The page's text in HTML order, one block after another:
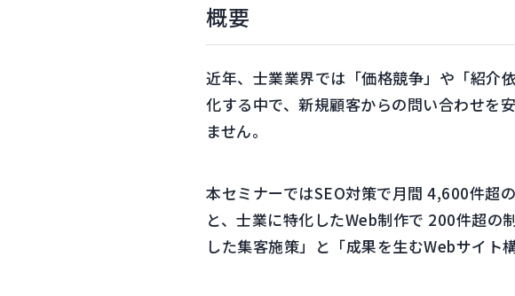
概要
近年、士業業界では「価格競争」や「紹介
化する中で、新規顧客からの問い合わせを
ません。
本セミナーではSEO対策で月間 4,600件超
と、士業に特化したWeb制作で 200件超の
した集客施策」と「成果を生むWebサイト